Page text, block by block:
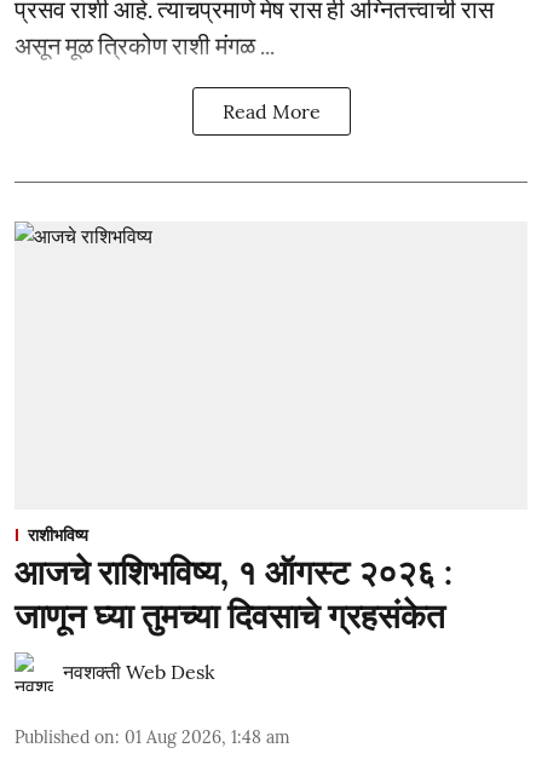
प्रसव राशी आहे. त्याचप्रमाणे मेष रास ही अग्नितत्त्वाची रास
असून मूळ त्रिकोण राशी मंगळ ...
Read More
राशीभविष्य
आजचे राशिभविष्य, १ ऑगस्ट २०२६ :
जाणून घ्या तुमच्या दिवसाचे ग्रहसंकेत
नवशक्ती Web Desk
Published on: 01 Aug 2026, 1:48 am